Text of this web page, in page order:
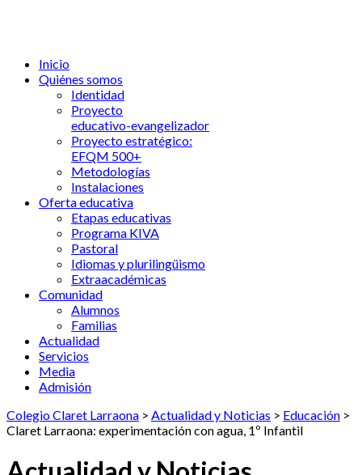
Inicio
Quiénes somos
Identidad
Proyecto
educativo-evangelizador
Proyecto estratégico:
EFQM 500+
Metodologías
Instalaciones
Oferta educativa
Etapas educativas
Programa KIVA
Pastoral
Idiomas y plurilingüismo
Extraacadémicas
Comunidad
Alumnos
Familias
Actualidad
Servicios
Media
Admisión
Colegio Claret Larraona > Actualidad y Noticias > Educación >
Claret Larraona: experimentación con agua, 1º Infantil